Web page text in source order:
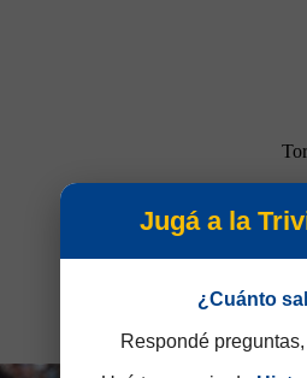
Jugá a la
¿Cuánto
Respondé